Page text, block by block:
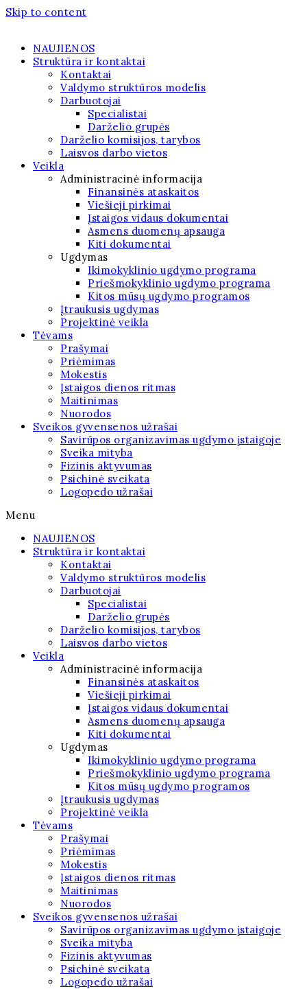
Skip to content
NAUJIENOS
Struktūra ir kontaktai
Kontaktai
Valdymo struktūros modelis
Darbuotojai
Specialistai
Darželio grupės
Darželio komisijos, tarybos
Laisvos darbo vietos
Veikla
Administracinė informacija
Finansinės ataskaitos
Viešieji pirkimai
Įstaigos vidaus dokumentai
Asmens duomenų apsauga
Kiti dokumentai
Ugdymas
Ikimokyklinio ugdymo programa
Priešmokyklinio ugdymo programa
Kitos mūsų ugdymo programos
Įtraukusis ugdymas
Projektinė veikla
Tėvams
Prašymai
Priėmimas
Mokestis
Įstaigos dienos ritmas
Maitinimas
Nuorodos
Sveikos gyvensenos užrašai
Savirūpos organizavimas ugdymo įstaigoje
Sveika mityba
Fizinis aktyvumas
Psichinė sveikata
Logopedo užrašai
Menu
NAUJIENOS
Struktūra ir kontaktai
Kontaktai
Valdymo struktūros modelis
Darbuotojai
Specialistai
Darželio grupės
Darželio komisijos, tarybos
Laisvos darbo vietos
Veikla
Administracinė informacija
Finansinės ataskaitos
Viešieji pirkimai
Įstaigos vidaus dokumentai
Asmens duomenų apsauga
Kiti dokumentai
Ugdymas
Ikimokyklinio ugdymo programa
Priešmokyklinio ugdymo programa
Kitos mūsų ugdymo programos
Įtraukusis ugdymas
Projektinė veikla
Tėvams
Prašymai
Priėmimas
Mokestis
Įstaigos dienos ritmas
Maitinimas
Nuorodos
Sveikos gyvensenos užrašai
Savirūpos organizavimas ugdymo įstaigoje
Sveika mityba
Fizinis aktyvumas
Psichinė sveikata
Logopedo užrašai